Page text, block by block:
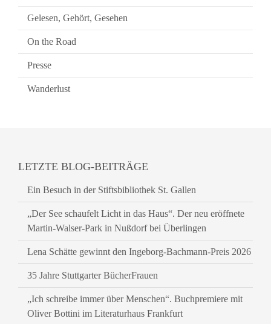
Gelesen, Gehört, Gesehen
On the Road
Presse
Wanderlust
LETZTE BLOG-BEITRÄGE
Ein Besuch in der Stiftsbibliothek St. Gallen
„Der See schaufelt Licht in das Haus“. Der neu eröffnete
Martin-Walser-Park in Nußdorf bei Überlingen
Lena Schätte gewinnt den Ingeborg-Bachmann-Preis 2026
35 Jahre Stuttgarter BücherFrauen
„Ich schreibe immer über Menschen“. Buchpremiere mit
Oliver Bottini im Literaturhaus Frankfurt